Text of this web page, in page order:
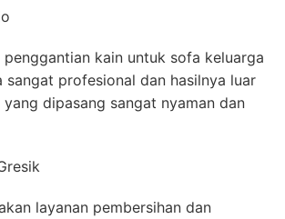
penggantian kain untuk sofa keluarga
sangat profesional dan hasilnya luar
yang dipasang sangat nyaman dan
layanan pembersihan dan